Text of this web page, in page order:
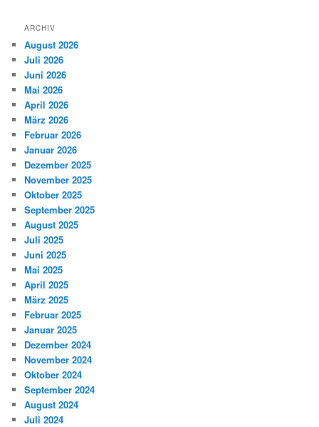
ARCHIV
August 2026
Juli 2026
Juni 2026
Mai 2026
April 2026
März 2026
Februar 2026
Januar 2026
Dezember 2025
November 2025
Oktober 2025
September 2025
August 2025
Juli 2025
Juni 2025
Mai 2025
April 2025
März 2025
Februar 2025
Januar 2025
Dezember 2024
November 2024
Oktober 2024
September 2024
August 2024
Juli 2024